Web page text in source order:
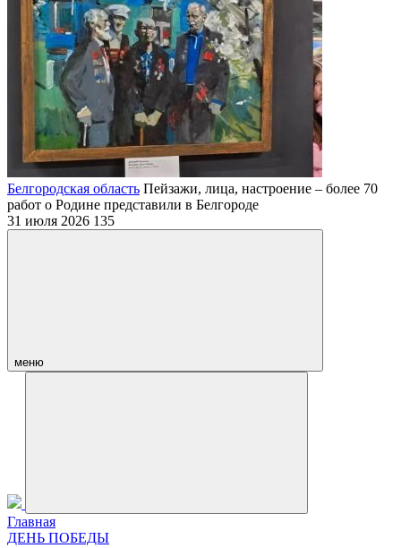
Белгородская область Пейзажи, лица, настроение – более 70
работ о Родине представили в Белгороде
31 июля 2026 135
меню
Главная
ДЕНЬ ПОБЕДЫ